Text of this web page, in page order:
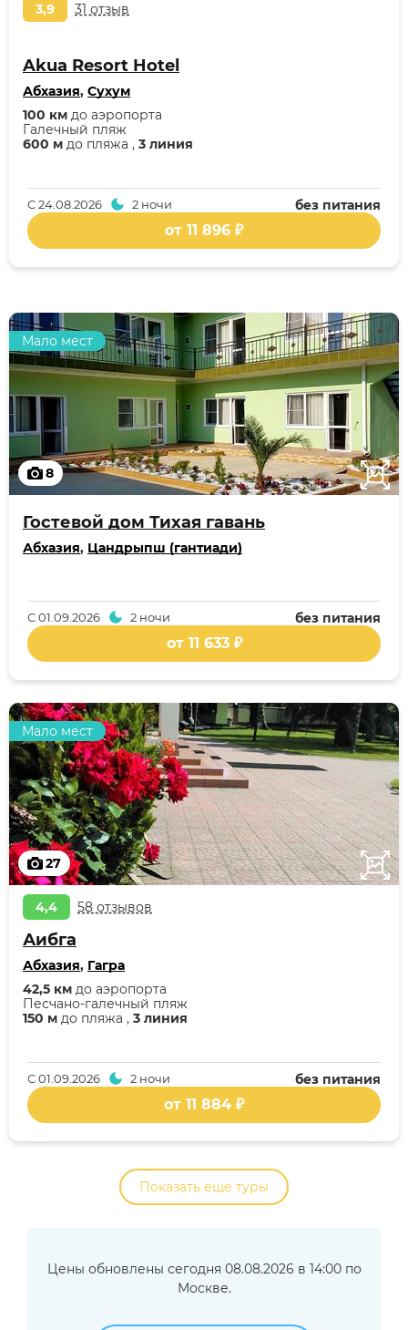
3,9 31 отзыв
Akua Resort Hotel
Абхазия, Сухум
600 м до пляжа , 3 линия
Галечный пляж
100 км до аэропорта
без питания
С24.08.2026 2 ночи
от 11 896 ₽
8
Мало мест
Гостевой дом Тихая гавань
Абхазия, Цандрыпш (гантиади)
без питания
С01.09.2026 2 ночи
от 11 633 ₽
27
Мало мест
4,4 58 отзывов
Аибга
Абхазия, Гагра
150 м до пляжа , 3 линия
Песчано-галечный пляж
42,5 км до аэропорта
без питания
С01.09.2026 2 ночи
от 11 884 ₽
Показать еще туры
Цены обновлены сегодня 08.08.2026 в 14:00 по
Москве.